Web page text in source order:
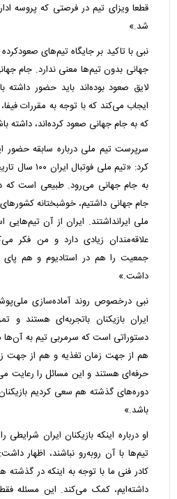
قطعا ویزای تیم در فرصتی که پروسه
شد.»
نبی با تاکید بر جایگاه تیم‌های
جهانی بدون تیم‌ها معنی ندارد. جام
لایق صعود بوده‌اند باید حضور داشته
ایجاب می‌کند که با توجه به مقررات
که به جام جهانی صعود کرده‌اند، داشته
سرپرست تیم ملی درباره سابقه حضور
کرد: «تیم ملی
به جام جهانی می‌رود. طبیعی است که
جام جهانی داشتیم، خوشبختانه کشورهای
ملی ایرانداشتند. ایران از آن
علاقه‌مندان زیادی دارد و من فکر
جمعیت را هم در استادیوم و هم پای
داشت.»
نبی درخصوص روند آماده‌سازی
ایران بازیکنان باتجربه‌ای هستند و
دستوراتی است که سرمربی تیم به
هم از جهت زمان تغذیه و هم از جهت
حرفه‌ای هستند و این مسائل را رعایت
دوره‌های گذشته هم سعی کردیم
باشد.»
او درباره اینکه بازیکنان ایران
تیم‌ها با آن روبه‌رو نباشند، اظهار
کادر فنی ما با توجه به اینکه در
داشته‌ایم، کمک می‌کند. این مسئله